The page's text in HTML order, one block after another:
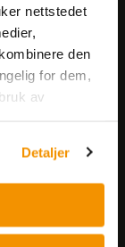
nettstedet
den
for dem,
av
Detaljer